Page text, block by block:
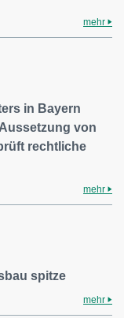
mehr
in Bayern
von
rechtliche
mehr
spitze
mehr